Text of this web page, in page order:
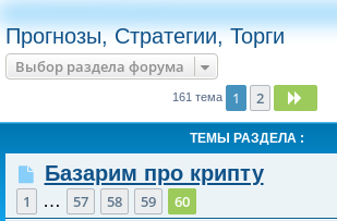
Прогнозы, Стратегии, Торги
Выбор раздела форума
161 тема 1 2
ТЕМЫ РАЗДЕЛА :
Базарим про крипту
1 … 57 58 59 60